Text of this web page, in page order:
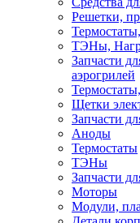
Решетки,
ТЭНы,
Запчасти
аэрогрилей
Щетки
Запчасти
Аноды
Термостаты
ТЭНы
Запчасти
Моторы
Модули,